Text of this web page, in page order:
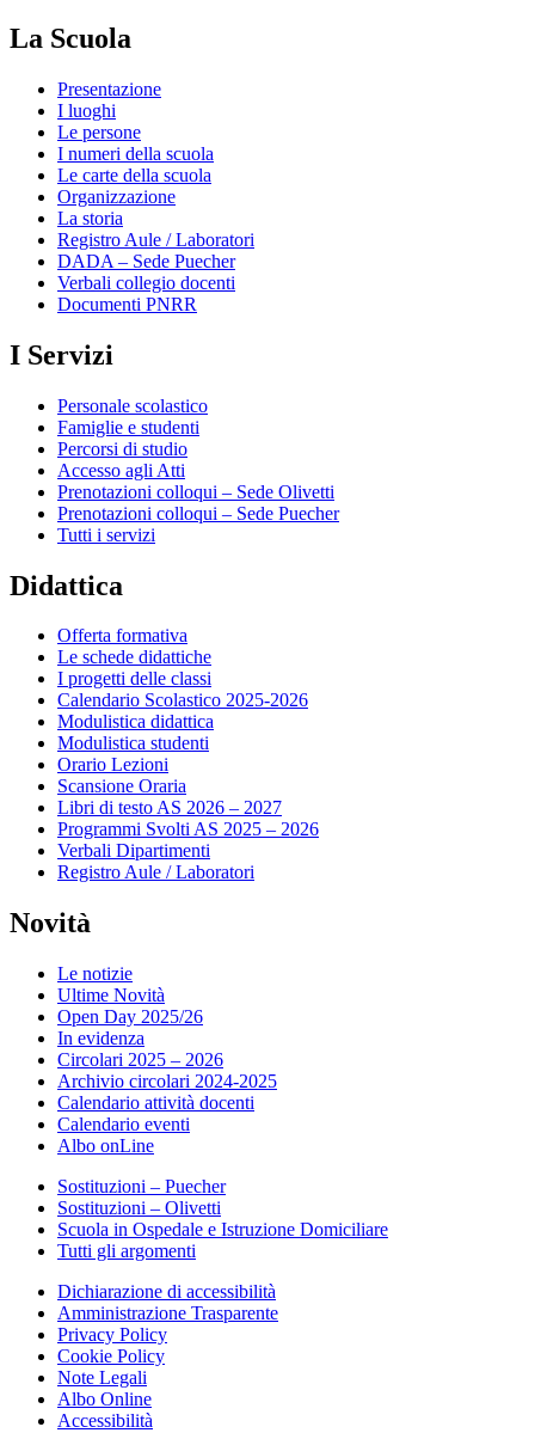
La Scuola
Presentazione
I luoghi
Le persone
I numeri della scuola
Le carte della scuola
Organizzazione
La storia
Registro Aule / Laboratori
DADA – Sede Puecher
Verbali collegio docenti
Documenti PNRR
I Servizi
Personale scolastico
Famiglie e studenti
Percorsi di studio
Accesso agli Atti
Prenotazioni colloqui – Sede Olivetti
Prenotazioni colloqui – Sede Puecher
Tutti i servizi
Didattica
Offerta formativa
Le schede didattiche
I progetti delle classi
Calendario Scolastico 2025-2026
Modulistica didattica
Modulistica studenti
Orario Lezioni
Scansione Oraria
Libri di testo AS 2026 – 2027
Programmi Svolti AS 2025 – 2026
Verbali Dipartimenti
Registro Aule / Laboratori
Novità
Le notizie
Ultime Novità
Open Day 2025/26
In evidenza
Circolari 2025 – 2026
Archivio circolari 2024-2025
Calendario attività docenti
Calendario eventi
Albo onLine
Sostituzioni – Puecher
Sostituzioni – Olivetti
Scuola in Ospedale e Istruzione Domiciliare
Tutti gli argomenti
Dichiarazione di accessibilità
Amministrazione Trasparente
Privacy Policy
Cookie Policy
Note Legali
Albo Online
Accessibilità